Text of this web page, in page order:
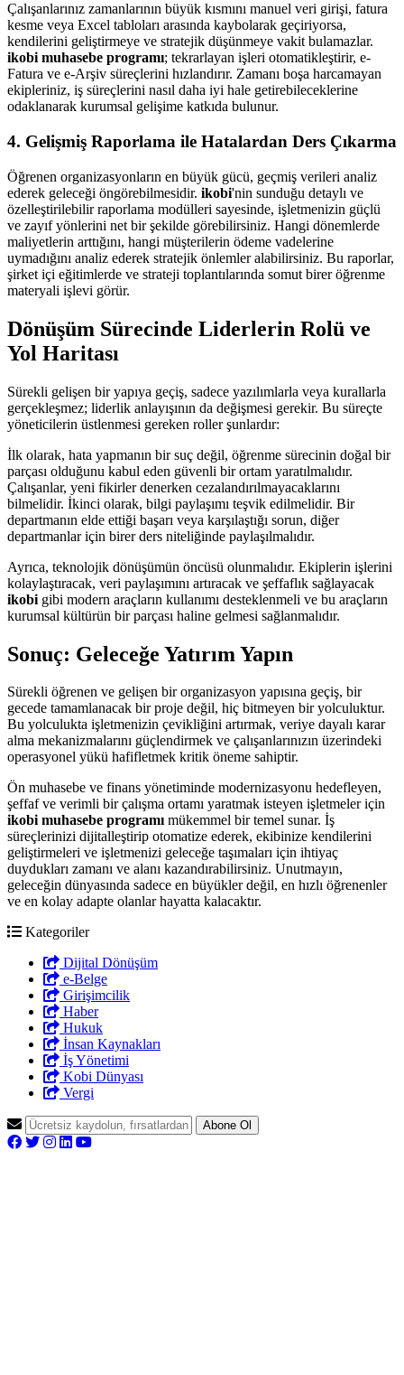
Çalışanlarınız zamanlarının büyük kısmını manuel veri girişi, fatura
kesme veya Excel tabloları arasında kaybolarak geçiriyorsa,
kendilerini geliştirmeye ve stratejik düşünmeye vakit bulamazlar.
ikobi muhasebe programı; tekrarlayan işleri otomatikleştirir, e-
Fatura ve e-Arşiv süreçlerini hızlandırır. Zamanı boşa harcamayan
ekipleriniz, iş süreçlerini nasıl daha iyi hale getirebileceklerine
odaklanarak kurumsal gelişime katkıda bulunur.
4. Gelişmiş Raporlama ile Hatalardan Ders Çıkarma
Öğrenen organizasyonların en büyük gücü, geçmiş verileri analiz
ederek geleceği öngörebilmesidir. ikobi'nin sunduğu detaylı ve
özelleştirilebilir raporlama modülleri sayesinde, işletmenizin güçlü
ve zayıf yönlerini net bir şekilde görebilirsiniz. Hangi dönemlerde
maliyetlerin arttığını, hangi müşterilerin ödeme vadelerine
uymadığını analiz ederek stratejik önlemler alabilirsiniz. Bu raporlar,
şirket içi eğitimlerde ve strateji toplantılarında somut birer öğrenme
materyali işlevi görür.
Dönüşüm Sürecinde Liderlerin Rolü ve
Yol Haritası
Sürekli gelişen bir yapıya geçiş, sadece yazılımlarla veya kurallarla
gerçekleşmez; liderlik anlayışının da değişmesi gerekir. Bu süreçte
yöneticilerin üstlenmesi gereken roller şunlardır:
İlk olarak, hata yapmanın bir suç değil, öğrenme sürecinin doğal bir
parçası olduğunu kabul eden güvenli bir ortam yaratılmalıdır.
Çalışanlar, yeni fikirler denerken cezalandırılmayacaklarını
bilmelidir. İkinci olarak, bilgi paylaşımı teşvik edilmelidir. Bir
departmanın elde ettiği başarı veya karşılaştığı sorun, diğer
departmanlar için birer ders niteliğinde paylaşılmalıdır.
Ayrıca, teknolojik dönüşümün öncüsü olunmalıdır. Ekiplerin işlerini
kolaylaştıracak, veri paylaşımını artıracak ve şeffaflık sağlayacak
ikobi gibi modern araçların kullanımı desteklenmeli ve bu araçların
kurumsal kültürün bir parçası haline gelmesi sağlanmalıdır.
Sonuç: Geleceğe Yatırım Yapın
Sürekli öğrenen ve gelişen bir organizasyon yapısına geçiş, bir
gecede tamamlanacak bir proje değil, hiç bitmeyen bir yolculuktur.
Bu yolculukta işletmenizin çevikliğini artırmak, veriye dayalı karar
alma mekanizmalarını güçlendirmek ve çalışanlarınızın üzerindeki
operasyonel yükü hafifletmek kritik öneme sahiptir.
Ön muhasebe ve finans yönetiminde modernizasyonu hedefleyen,
şeffaf ve verimli bir çalışma ortamı yaratmak isteyen işletmeler için
ikobi muhasebe programımükemmel bir temel sunar. İş
süreçlerinizi dijitalleştirip otomatize ederek, ekibinize kendilerini
geliştirmeleri ve işletmenizi geleceğe taşımaları için ihtiyaç
duydukları zamanı ve alanı kazandırabilirsiniz. Unutmayın,
geleceğin dünyasında sadece en büyükler değil, en hızlı öğrenenler
ve en kolay adapte olanlar hayatta kalacaktır.
Kategoriler
Dijital Dönüşüm
e-Belge
Girişimcilik
Haber
Hukuk
İnsan Kaynakları
İş Yönetimi
Kobi Dünyası
Vergi
Abone Ol